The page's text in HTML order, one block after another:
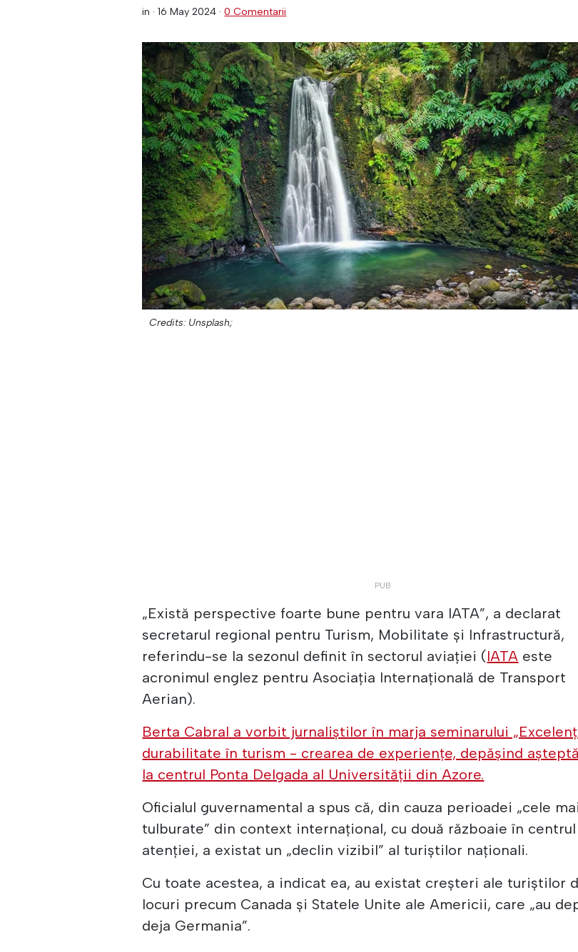
in ·16 May 2024 ·0 Comentarii
Credits: Unsplash;
„Există perspective foarte bune pentru vara IATA”, a declarat
secretarul regional pentru Turism, Mobilitate și Infrastructură,
referindu-se la sezonul definit în sectorul aviației (IATA este
acronimul englez pentru Asociația Internațională de Transport
Aerian).
Berta Cabral a vorbit jurnaliștilor în marja seminarului
durabilitate în turism - crearea de experiențe, depășind
la centrul Ponta Delgada al Universității din Azore.
Oficialul guvernamental a spus că, din cauza perioadei „cele mai
tulburate” din context internațional, cu două războaie în centrul
atenției, a existat un „declin vizibil” al turiștilor naționali.
Cu toate acestea, a indicat ea, au existat creșteri ale turiștilor
locuri precum Canada și Statele Unite ale Americii, care „au
deja Germania”.